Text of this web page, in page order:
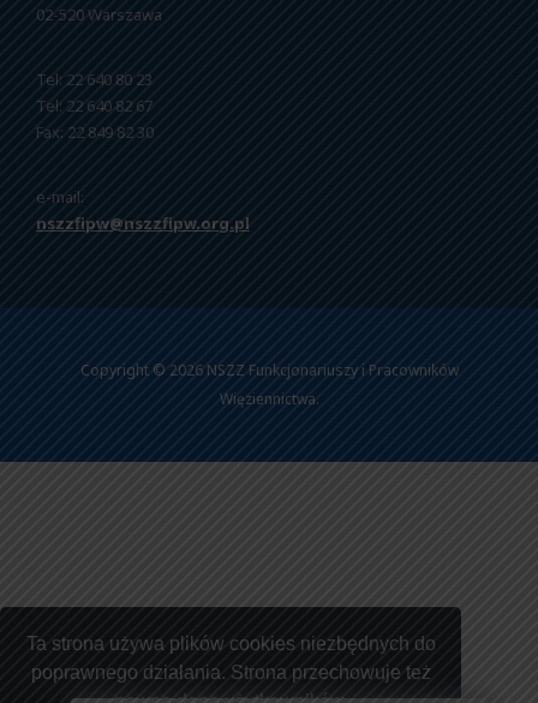
Ta strona używa plików cookies niezbędnych do
poprawnego działania. Strona przechowuje też
02-520 Warszawa
Tel: 22 640 80 23
Tel: 22 640 82 67
Fax: 22 849 82 30
e-mail:
nszzfipw@nszzfipw.org.pl
Copyright © 2026 NSZZ Funkcjonariuszy i Pracowników
Więziennictwa.